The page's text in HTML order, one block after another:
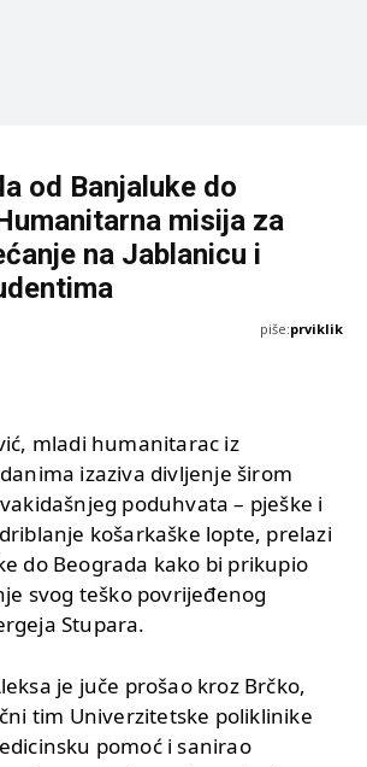
od Banjaluke do
misija za
na Jablanicu i
piše:prviklik
mladi humanitarac iz
izaziva divljenje širom
poduhvata – pješke i
košarkaške lopte, prelazi
do Beograda kako bi prikupio
svog teško povrijeđenog
Stupara.
je juče prošao kroz Brčko,
tim Univerzitetske poliklinike
pomoć i sanirao